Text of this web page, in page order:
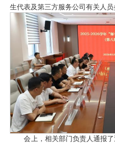
生代表及第三方服务公司有关人员
会上，相关部门负责人通报